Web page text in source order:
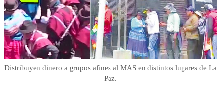
Distribuyen dinero a grupos afines al MAS en distintos lugares de La
Paz.